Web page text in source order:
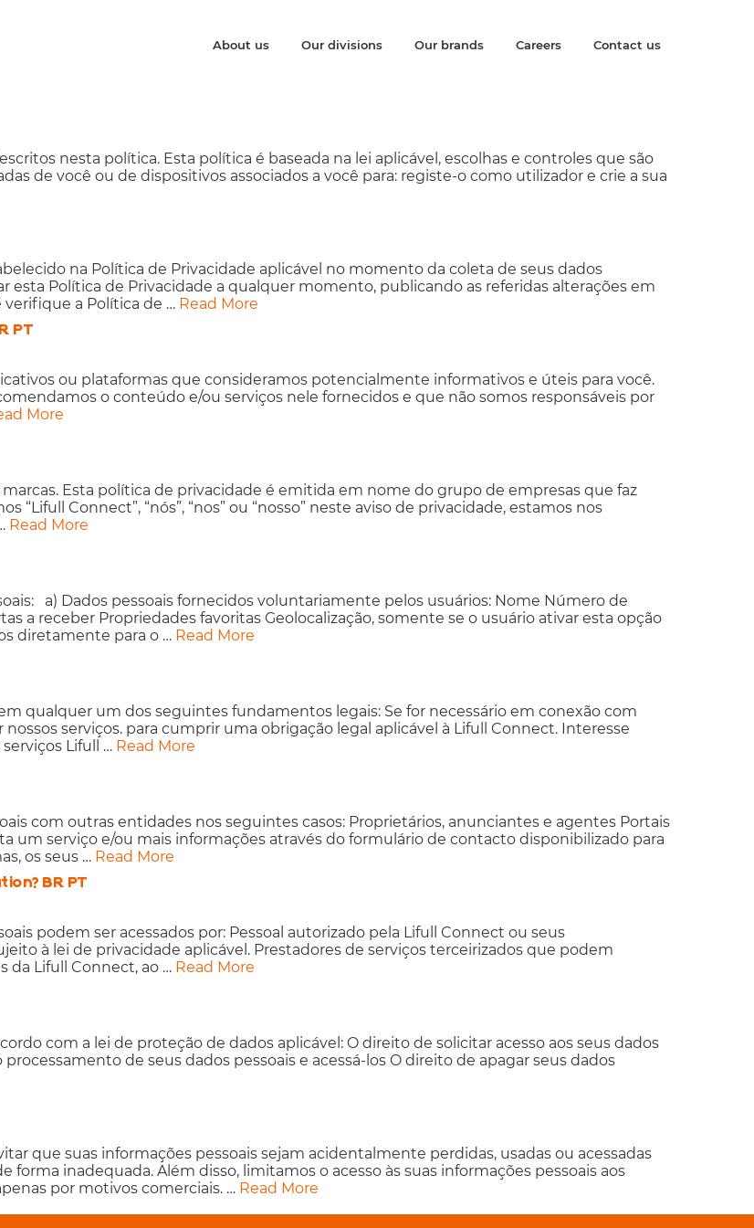
About us Our divisions Our brands Careers Contact us
nesta política. Esta política é baseada na lei aplicável, escolhas e controles que são
de você ou de dispositivos associados a você para: registe-o como utilizador e crie a sua
na Política de Privacidade aplicável no momento da coleta de seus dados
esta Política de Privacidade a qualquer momento, publicando as referidas alterações em
a Política de … Read More
PT
ou plataformas que consideramos potencialmente informativos e úteis para você.
o conteúdo e/ou serviços nele fornecidos e que não somos responsáveis por
More
Esta política de privacidade é emitida em nome do grupo de empresas que faz
Connect”, “nós”, “nos” ou “nosso” neste aviso de privacidade, estamos nos
Read More
a) Dados pessoais fornecidos voluntariamente pelos usuários: Nome Número de
a receber Propriedades favoritas Geolocalização, somente se o usuário ativar esta opção
diretamente para o … Read More
qualquer um dos seguintes fundamentos legais: Se for necessário em conexão com
serviços. para cumprir uma obrigação legal aplicável à Lifull Connect. Interesse
Lifull … Read More
com outras entidades nos seguintes casos: Proprietários, anunciantes e agentes Portais
um serviço e/ou mais informações através do formulário de contacto disponibilizado para
os seus … Read More
BR PT
podem ser acessados por: Pessoal autorizado pela Lifull Connect ou seus
à lei de privacidade aplicável. Prestadores de serviços terceirizados que podem
da Lifull Connect, ao … Read More
com a lei de proteção de dados aplicável: O direito de solicitar acesso aos seus dados
de seus dados pessoais e acessá-los O direito de apagar seus dados
que suas informações pessoais sejam acidentalmente perdidas, usadas ou acessadas
forma inadequada. Além disso, limitamos o acesso às suas informações pessoais aos
por motivos comerciais. … Read More